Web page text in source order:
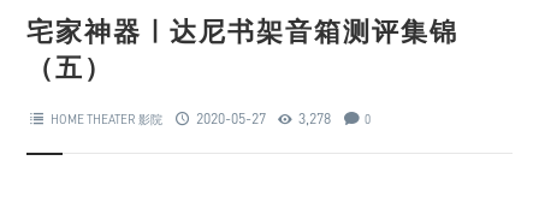
宅家神器 | 达尼书架音箱测评集锦
（五）
HOME THEATER 影院 2020-05-27 3,278 0